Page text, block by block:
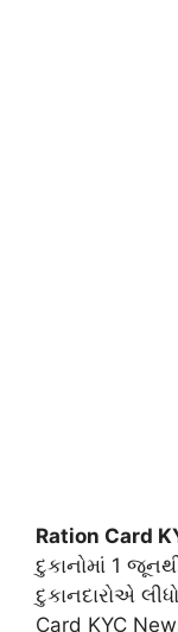
Ration Card
દુકાનોમાં 1
દુકાનદારોએ
Card KYC